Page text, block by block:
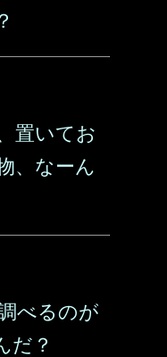
置いてお
、なーん
べるのが
だ？